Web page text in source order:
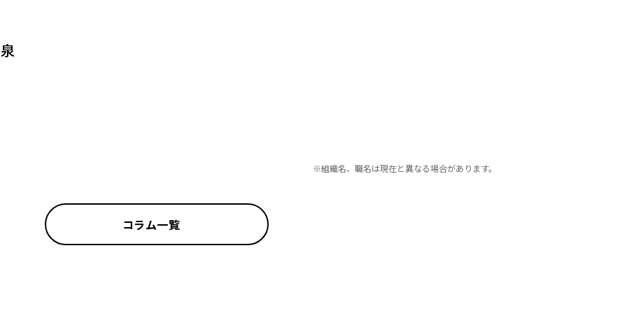
※組織名、職名は現在と異なる場合があります。
コラム一覧